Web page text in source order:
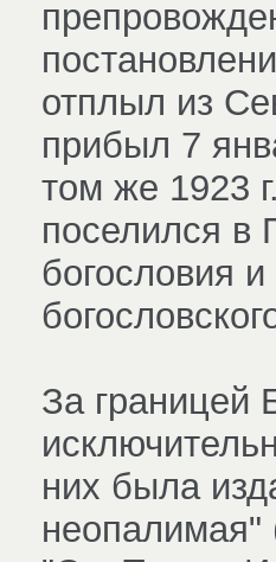
отплыл из
прибыл 7
том же 1923
поселился в
богословия
За границей
них была
неопалимая"